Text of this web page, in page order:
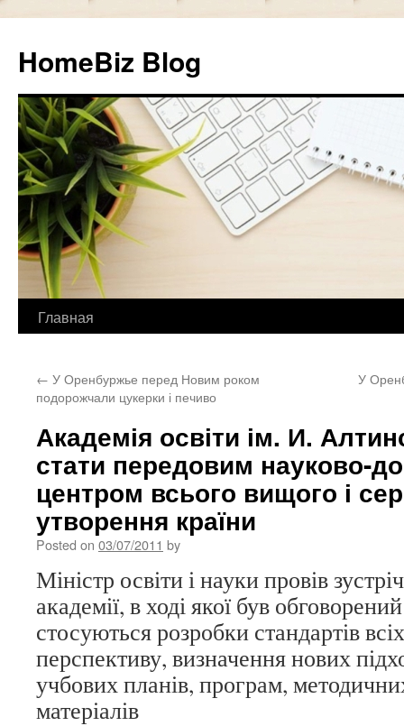
HomeBiz Blog
Skip
content
Главная
← У Оренбуржье перед Новим роком
подорожчали цукерки і печиво
У
Академія освіти ім. И.
стати передовим науково-
центром всього вищого і
утворення країни
Posted on 03/07/2011 by
Міністр освіти і науки провів
академії, в ході якої був
стосуються розробки стандартів
перспективу, визначення нових
учбових планів, програм,
матеріалів